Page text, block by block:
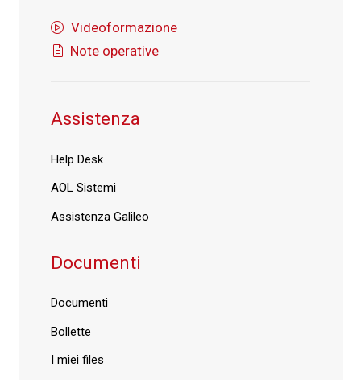
Videoformazione
Note operative
Assistenza
Help Desk
AOL Sistemi
Assistenza Galileo
Documenti
Documenti
Bollette
I miei files